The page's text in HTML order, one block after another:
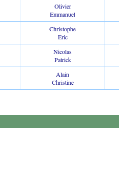
Olivier
Emmanuel
Christophe
Eric
Nicolas
Patrick
Alain
Christine